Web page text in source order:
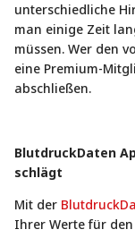
unterschiedliche
man einige Zeit
müssen. Wer den
eine Premium-
abschließen.
BlutdruckDaten
schlägt
Mit der
Ihrer Werte für